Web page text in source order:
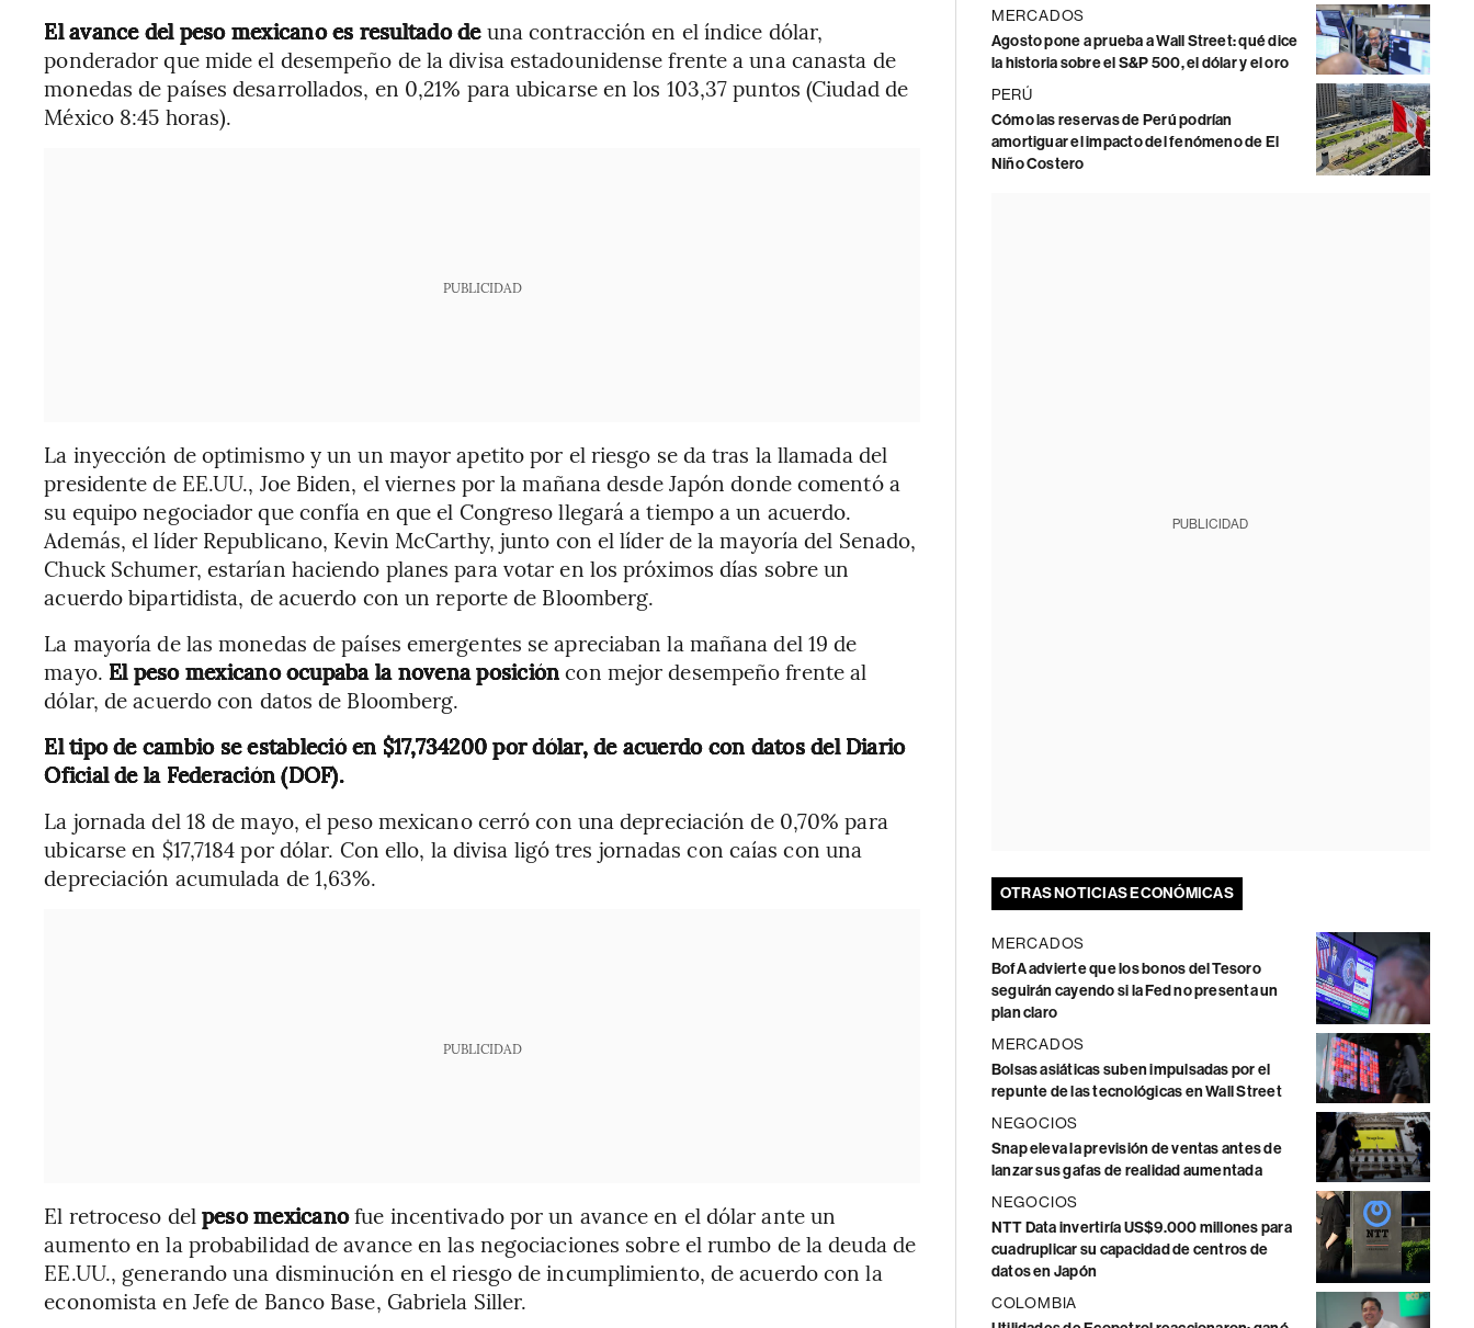
El avance del peso mexicano es resultado deuna contracción en el índice dólar,
ponderador que mide el desempeño de la divisa estadounidense frente a una canasta de
monedas de países desarrollados, en 0,21% para ubicarse en los 103,37 puntos (Ciudad de
México 8:45 horas).
PUBLICIDAD
La inyección de optimismo y un un mayor apetito por el riesgo se da tras la llamada del
presidente de EE.UU., Joe Biden, el viernes por la mañana desde Japón donde comentó a
su equipo negociador que confía en que el Congreso llegará a tiempo a un acuerdo.
Además, el líder Republicano, Kevin McCarthy, junto con el líder de la mayoría del Senado,
Chuck Schumer, estarían haciendo planes para votar en los próximos días sobre un
acuerdo bipartidista, de acuerdo con un reporte de Bloomberg.
La mayoría de las monedas de países emergentes se apreciaban la mañana del 19 de
mayo. El peso mexicano ocupaba la novena posicióncon mejor desempeño frente al
dólar, de acuerdo con datos de Bloomberg.
El tipo de cambio se estableció en $17,734200 por dólar, de acuerdo con datos del Diario
Oficial de la Federación (DOF).
La jornada del 18 de mayo, el peso mexicano cerró con una depreciación de 0,70% para
ubicarse en $17,7184 por dólar. Con ello, la divisa ligó tres jornadas con caías con una
depreciación acumulada de 1,63%.
PUBLICIDAD
El retroceso delpeso mexicanofue incentivado por un avance en el dólar ante un
aumento en la probabilidad de avance en las negociaciones sobre el rumbo de la deuda de
EE.UU., generando una disminución en el riesgo de incumplimiento, de acuerdo con la
economista en Jefe de Banco Base, Gabriela Siller.
MERCADOS
Agosto pone a prueba a Wall Street: qué dice
la historia sobre el S&P 500, el dólar y el oro
PERÚ
Cómo las reservas de Perú podrían
amortiguar el impacto del fenómeno de El
Niño Costero
PUBLICIDAD
OTRAS NOTICIAS ECONÓMICAS
MERCADOS
BofA advierte que los bonos del Tesoro
seguirán cayendo si la Fed no presenta un
plan claro
MERCADOS
Bolsas asiáticas suben impulsadas por el
repunte de las tecnológicas en Wall Street
NEGOCIOS
Snap eleva la previsión de ventas antes de
lanzar sus gafas de realidad aumentada
NEGOCIOS
NTT Data invertiría US$9.000 millones para
cuadruplicar su capacidad de centros de
datos en Japón
COLOMBIA